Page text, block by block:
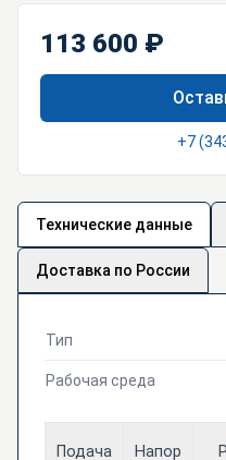
113 600 ₽
+7
Технические данные
Доставка по России
Тип
Рабочая среда
Подача Напор